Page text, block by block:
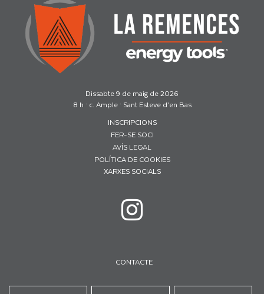
Dissabte 9 de maig de 2026
8 h · c. Ample · Sant Esteve d’en Bas
INSCRIPCIONS
FER-SE SOCI
AVÍS LEGAL
POLÍTICA DE COOKIES
XARXES SOCIALS
CONTACTE